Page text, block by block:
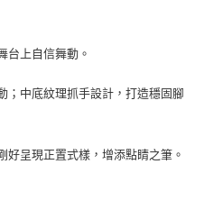
台上自信舞動。
；中底紋理抓手設計，打造穩固腳
好呈現正置式樣，增添點睛之筆。